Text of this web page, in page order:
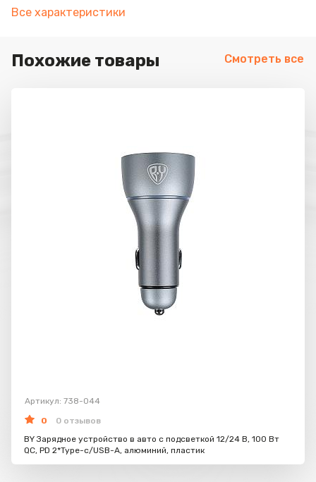
Все характеристики
Похожие товары Смотреть все
Артикул: 738-044
0
0 отзывов
BY Зарядное устройство в авто с подсветкой 12/24 В, 100 Вт
QC, PD 2*Type-c/USB-A, алюминий, пластик